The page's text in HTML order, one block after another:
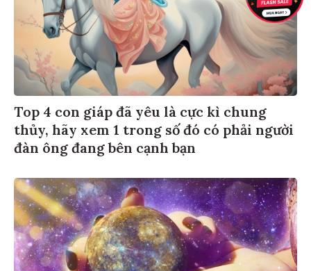
Top 4 con giáp đã yêu là cực kì chung
thủy, hãy xem 1 trong số đó có phải người
đàn ông đang bên cạnh bạn